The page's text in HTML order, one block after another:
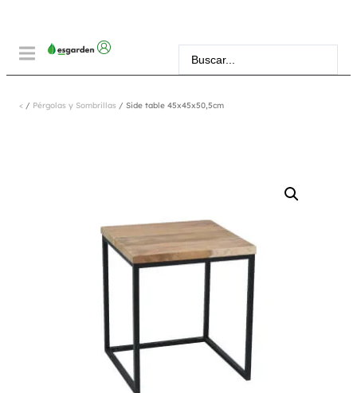
< / Pérgolas y Sombrillas / Side table 45x45x50,5cm